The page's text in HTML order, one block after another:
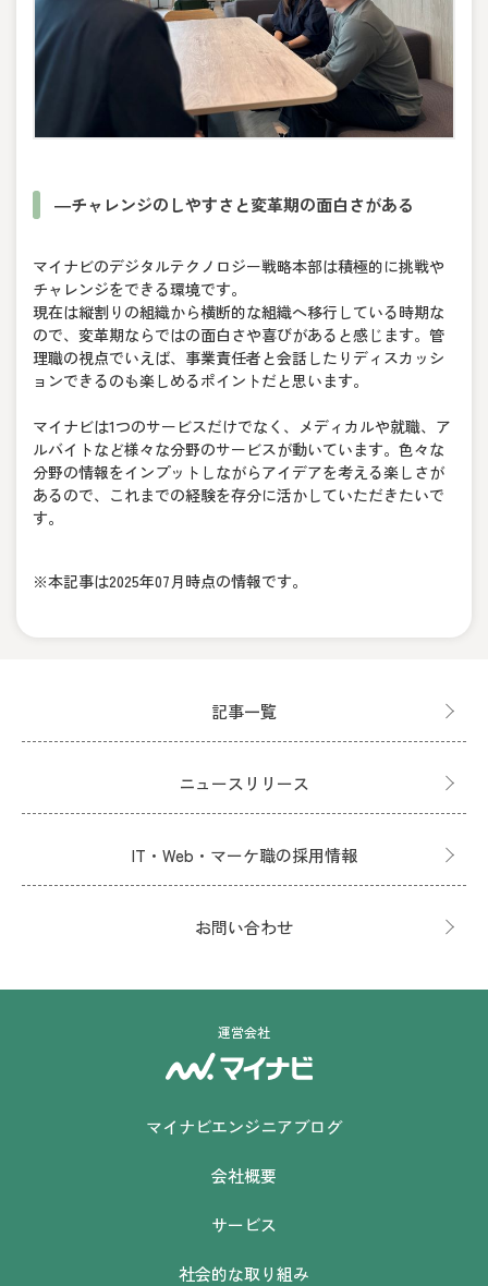
―チャレンジのしやすさと変革期の面白さがある
マイナビのデジタルテクノロジー戦略本部は積極的に挑戦や
チャレンジをできる環境です。
現在は縦割りの組織から横断的な組織へ移行している時期な
ので、変革期ならではの面白さや喜びがあると感じます。管
理職の視点でいえば、事業責任者と会話したりディスカッシ
ョンできるのも楽しめるポイントだと思います。
マイナビは1つのサービスだけでなく、メディカルや就職、ア
ルバイトなど様々な分野のサービスが動いています。色々な
分野の情報をインプットしながらアイデアを考える楽しさが
あるので、これまでの経験を存分に活かしていただきたいで
す。
※本記事は2025年07月時点の情報です。
記事一覧
ニュースリリース
IT・Web・マーケ職の採用情報
お問い合わせ
運営会社
マイナビエンジニアブログ
会社概要
サービス
社会的な取り組み